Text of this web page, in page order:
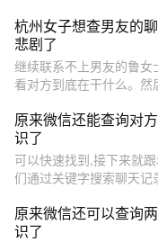
杭州女子想查男友的
悲剧了
继续联系不上男友的鲁
看对方到底在干什么。
原来微信还能查询对
识了
可以快速找到,接下来就
们通过关键字搜索聊天
原来微信还可以查询
识了